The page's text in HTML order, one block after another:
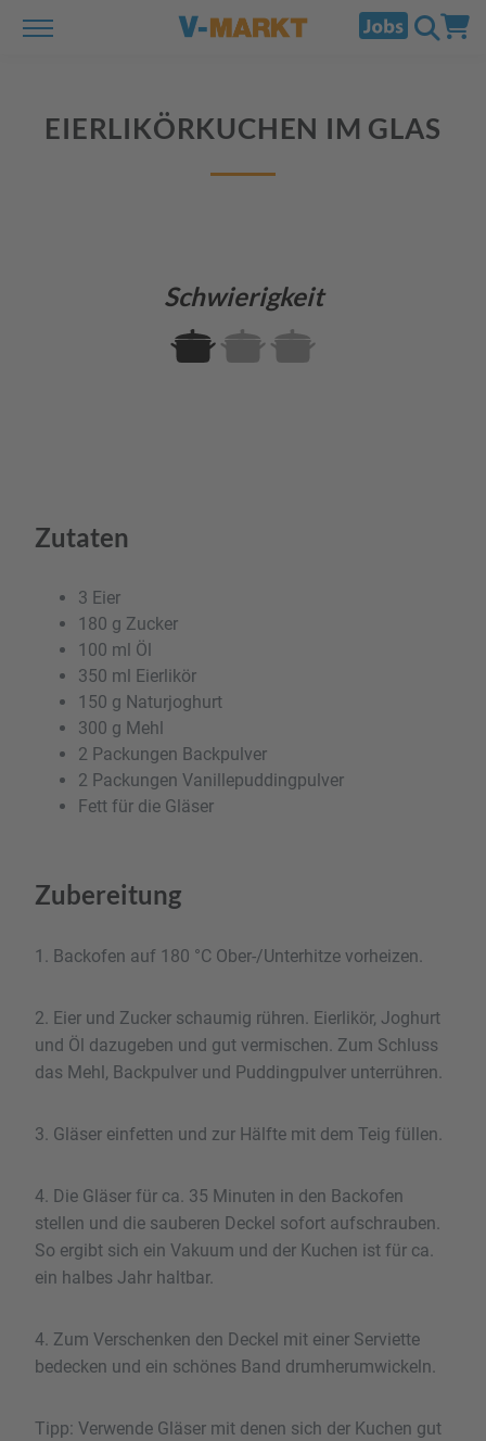
EIERLIKÖRKUCHEN IM GLAS
Schwierigkeit
Zutaten
3 Eier
180 g Zucker
100 ml Öl
350 ml Eierlikör
150 g Naturjoghurt
300 g Mehl
2 Packungen Backpulver
2 Packungen Vanillepuddingpulver
Fett für die Gläser
Zubereitung
1. Backofen auf 180 °C Ober-/Unterhitze vorheizen.
2. Eier und Zucker schaumig rühren. Eierlikör, Joghurt
und Öl dazugeben und gut vermischen. Zum Schluss
das Mehl, Backpulver und Puddingpulver unterrühren.
3. Gläser einfetten und zur Hälfte mit dem Teig füllen.
4. Die Gläser für ca. 35 Minuten in den Backofen
stellen und die sauberen Deckel sofort aufschrauben.
So ergibt sich ein Vakuum und der Kuchen ist für ca.
ein halbes Jahr haltbar.
4. Zum Verschenken den Deckel mit einer Serviette
bedecken und ein schönes Band drumherumwickeln.
Tipp: Verwende Gläser mit denen sich der Kuchen gut